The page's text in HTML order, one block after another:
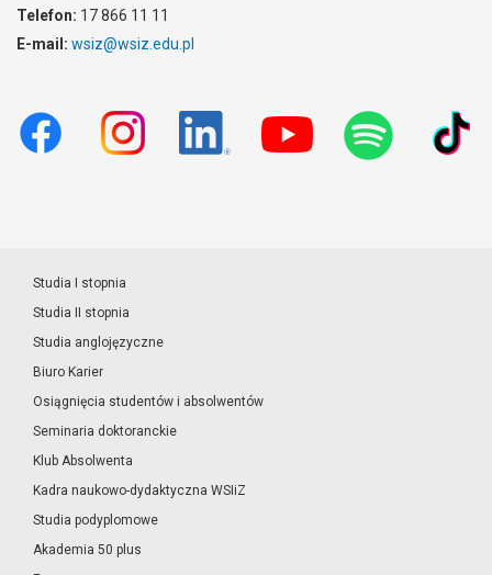
Telefon: 17 866 11 11
E-mail: wsiz@wsiz.edu.pl
Studia I stopnia
Studia II stopnia
Studia anglojęzyczne
Biuro Karier
Osiągnięcia studentów i absolwentów
Seminaria doktoranckie
Klub Absolwenta
Kadra naukowo-dydaktyczna WSIiZ
Studia podyplomowe
Akademia 50 plus